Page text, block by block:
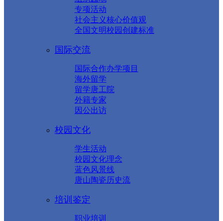
专项活动
社会主义核心价值观
全国文明校园创建标准
国际交流
国际合作办学项目
海外留学
留学唐工院
外籍专家
因公出访
校园文化
学生活动
校园文化理念
蓝色风景线
唐山陶瓷历史流
培训鉴定
职业培训